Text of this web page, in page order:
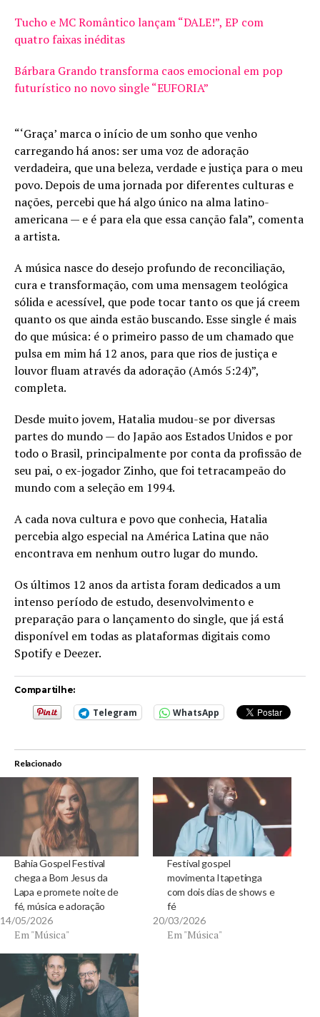
Tucho e MC Romântico lançam “DALE!”, EP com
quatro faixas inéditas
Bárbara Grando transforma caos emocional em pop
futurístico no novo single “EUFORIA”
“‘Graça’ marca o início de um sonho que venho
carregando há anos: ser uma voz de adoração
verdadeira, que una beleza, verdade e justiça para o meu
povo. Depois de uma jornada por diferentes culturas e
nações, percebi que há algo único na alma latino-
americana — e é para ela que essa canção fala”, comenta
a artista.
A música nasce do desejo profundo de reconciliação,
cura e transformação, com uma mensagem teológica
sólida e acessível, que pode tocar tanto os que já creem
quanto os que ainda estão buscando. Esse single é mais
do que música: é o primeiro passo de um chamado que
pulsa em mim há 12 anos, para que rios de justiça e
louvor fluam através da adoração (Amós 5:24)”,
completa.
Desde muito jovem, Hatalia mudou-se por diversas
partes do mundo — do Japão aos Estados Unidos e por
todo o Brasil, principalmente por conta da profissão de
seu pai, o ex-jogador Zinho, que foi tetracampeão do
mundo com a seleção em 1994.
A cada nova cultura e povo que conhecia, Hatalia
percebia algo especial na América Latina que não
encontrava em nenhum outro lugar do mundo.
Os últimos 12 anos da artista foram dedicados a um
intenso período de estudo, desenvolvimento e
preparação para o lançamento do single, que já está
disponível em todas as plataformas digitais como
Spotify e Deezer.
Compartilhe:
Telegram WhatsApp
Relacionado
Bahia Gospel Festival
chega a Bom Jesus da
Lapa e promete noite de
fé, música e adoração
14/05/2026
Em "Música"
Festival gospel
movimenta Itapetinga
com dois dias de shows e
fé
20/03/2026
Em "Música"